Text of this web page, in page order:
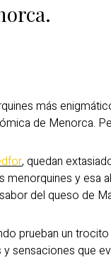
más
de Menorca.
, quedan
y esa
del queso de
prueban un
sensaciones que